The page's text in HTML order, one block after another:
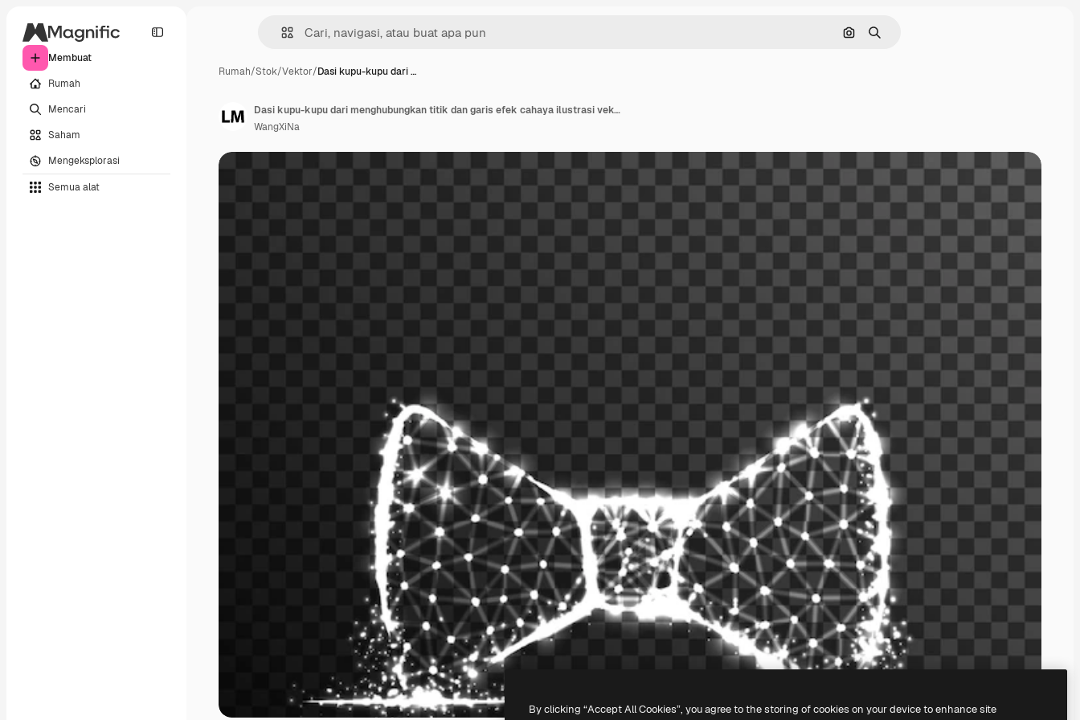
Membuat
Rumah
Mencari
Saham
Mengeksplorasi
Semua alat
Pencarian berdasarkan gambar
Mencari
Rumah/Stok/Vektor/Dasi kupu-kupu dari …
Dasi kupu-kupu dari menghubungkan titik dan garis efek cahaya ilustrasi vektor terisolasi pada latar belakang transparan
WangXiNa
By clicking “Accept All Cookies”, you agree to the storing of cookies on your device to enhance site